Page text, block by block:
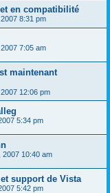
en compatibilité
8:31 pm
7:05 am
maintenant
12:06 pm
5:34 pm
10:40 am
support de Vista
5:42 pm